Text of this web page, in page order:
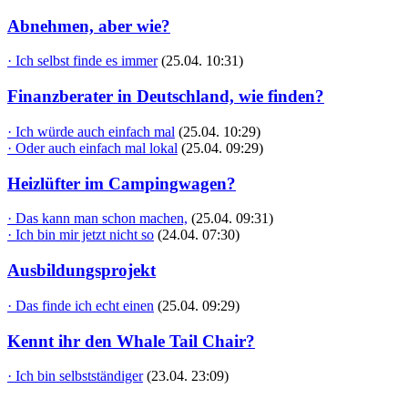
Abnehmen, aber wie?
· Ich selbst finde es immer (25.04. 10:31)
Finanzberater in Deutschland, wie finden?
· Ich würde auch einfach mal (25.04. 10:29)
· Oder auch einfach mal lokal (25.04. 09:29)
Heizlüfter im Campingwagen?
· Das kann man schon machen, (25.04. 09:31)
· Ich bin mir jetzt nicht so (24.04. 07:30)
Ausbildungsprojekt
· Das finde ich echt einen (25.04. 09:29)
Kennt ihr den Whale Tail Chair?
· Ich bin selbstständiger (23.04. 23:09)